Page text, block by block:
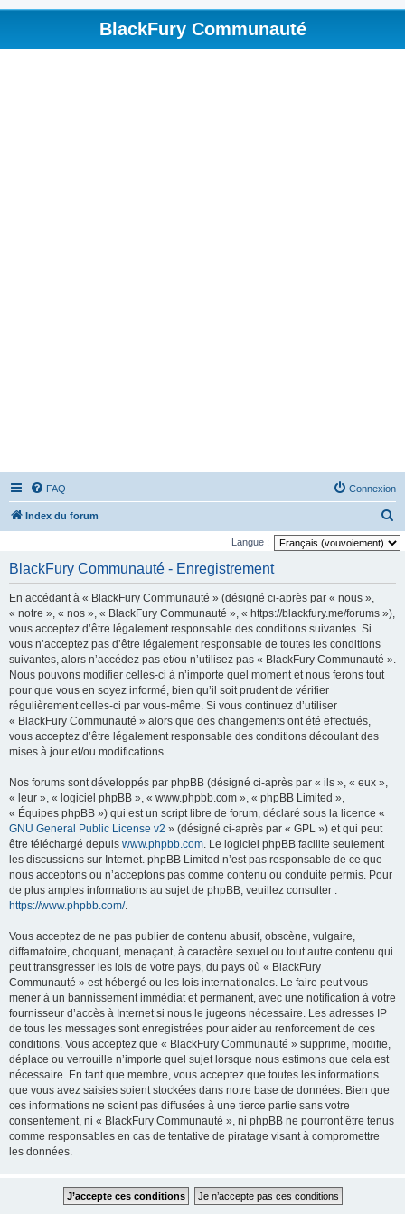
BlackFury Communauté
FAQ Connexion
Index du forum
e
h
Langue :
BlackFury Communauté - Enregistrement
En accédant à « BlackFury Communauté » (désigné ci-après par « nous »,
« notre », « nos », « BlackFury Communauté », « https://blackfury.me/forums »),
vous acceptez d’être légalement responsable des conditions suivantes. Si
vous n’acceptez pas d’être légalement responsable de toutes les conditions
suivantes, alors n’accédez pas et/ou n’utilisez pas « BlackFury Communauté ».
Nous pouvons modifier celles-ci à n’importe quel moment et nous ferons tout
pour que vous en soyez informé, bien qu’il soit prudent de vérifier
régulièrement celles-ci par vous-même. Si vous continuez d’utiliser
« BlackFury Communauté » alors que des changements ont été effectués,
vous acceptez d’être légalement responsable des conditions découlant des
mises à jour et/ou modifications.
Nos forums sont développés par phpBB (désigné ci-après par « ils », « eux »,
« leur », « logiciel phpBB », « www.phpbb.com », « phpBB Limited »,
« Équipes phpBB ») qui est un script libre de forum, déclaré sous la licence «
GNU General Public License v2 » (désigné ci-après par « GPL ») et qui peut
être téléchargé depuis www.phpbb.com. Le logiciel phpBB facilite seulement
les discussions sur Internet. phpBB Limited n’est pas responsable de ce que
nous acceptons ou n’acceptons pas comme contenu ou conduite permis. Pour
de plus amples informations au sujet de phpBB, veuillez consulter :
https://www.phpbb.com/.
Vous acceptez de ne pas publier de contenu abusif, obscène, vulgaire,
diffamatoire, choquant, menaçant, à caractère sexuel ou tout autre contenu qui
peut transgresser les lois de votre pays, du pays où « BlackFury
Communauté » est hébergé ou les lois internationales. Le faire peut vous
mener à un bannissement immédiat et permanent, avec une notification à votre
fournisseur d’accès à Internet si nous le jugeons nécessaire. Les adresses IP
de tous les messages sont enregistrées pour aider au renforcement de ces
conditions. Vous acceptez que « BlackFury Communauté » supprime, modifie,
déplace ou verrouille n’importe quel sujet lorsque nous estimons que cela est
nécessaire. En tant que membre, vous acceptez que toutes les informations
que vous avez saisies soient stockées dans notre base de données. Bien que
ces informations ne soient pas diffusées à une tierce partie sans votre
consentement, ni « BlackFury Communauté », ni phpBB ne pourront être tenus
comme responsables en cas de tentative de piratage visant à compromettre
les données.